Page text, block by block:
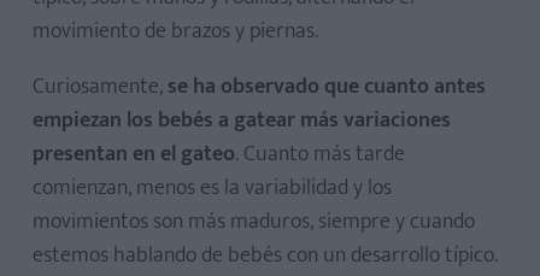
movimiento de brazos y piernas.
Curiosamente,se ha observado que cuanto antes
empiezan los bebés a gatear más variaciones
presentan en el gateo. Cuanto más tarde
comienzan, menos es la variabilidad y los
movimientos son más maduros, siempre y cuando
estemos hablando de bebés con un desarrollo típico.